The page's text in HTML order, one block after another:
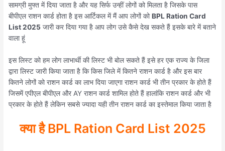
सामग्री मुफ्त में दिया जाता है और यह सिर्फ उन्हीं लोगों को मिलता है जिसके पास
बीपीएल राशन कार्ड होता है इस आर्टिकल में मैं आप लोगों कोBPL Ration Card
List 2025 जारी कर दिया गया है आप लोग उसे कैसे देख सकते हैं इसके बारे में बताने
वाला हूं
इस लिस्ट को हम लोग लाभार्थी की लिस्ट भी बोल सकते हैं इसे हर एक राज्य के जिला
द्वारा लिस्ट जारी किया जाता है कि किस जिले में कितने राशन कार्ड है और इस बार
कितने लोगों को राशन कार्ड का लाभ दिया जाएगा राशन कार्ड भी तीन प्रकार के होते हैं
जिसमें एपीएल बीपीएल और AY राशन कार्ड शामिल होते हैं हालांकि राशन कार्ड और भी
प्रकार के होते हैं लेकिन सबसे ज्यादा यही तीन राशन कार्ड का इस्तेमाल किया जाता है
क्या है BPL Ration Card List 2025